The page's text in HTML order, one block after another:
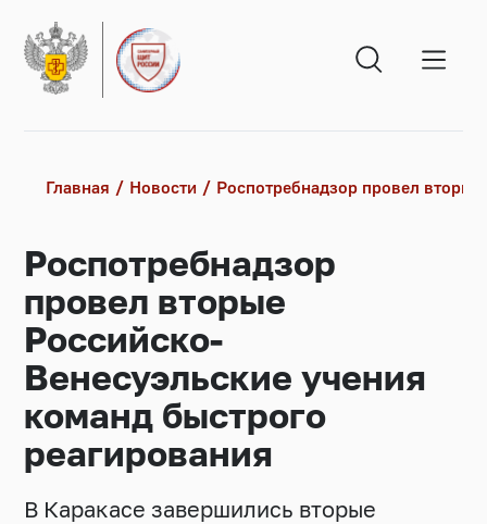
Главная Новости Роспотребнадзор провел
Роспотребнадзор
провел вторые
Российско-
Венесуэльские учения
команд быстрого
реагирования
В Каракасе завершились вторые